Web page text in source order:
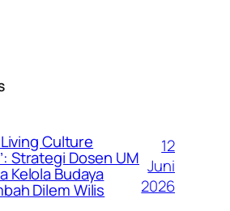
Culture
Strategi Dosen UM
Kelola Budaya
Dilem Wilis
12
Juni
2026